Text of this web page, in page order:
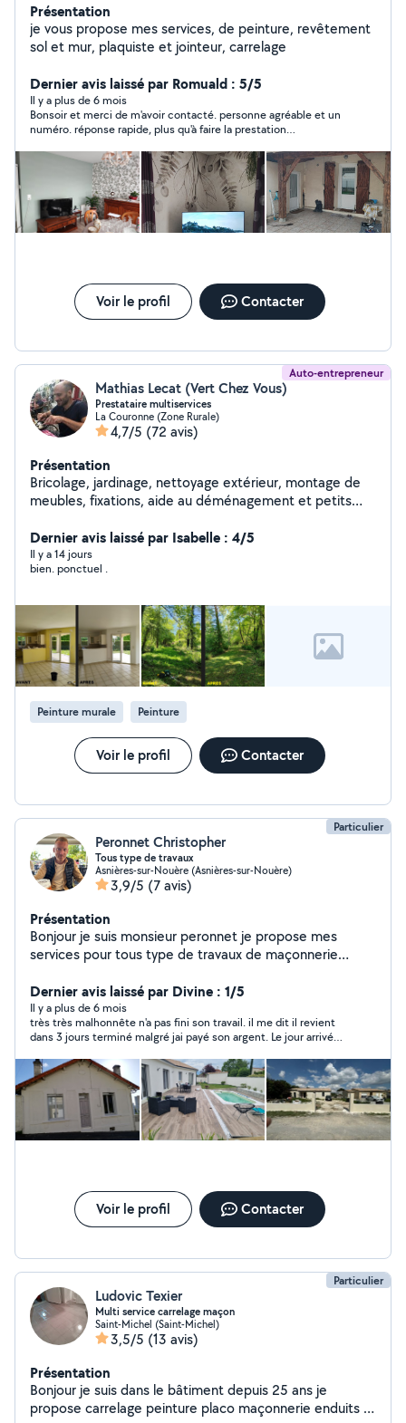
Présentation
je vous propose mes services, de peinture, revêtement
sol et mur, plaquiste et jointeur, carrelage
Dernier avis laissé par Romuald : 5/5
Il y a plus de 6 mois
Bonsoir et merci de m'avoir contacté. personne agréable et un
numéro. réponse rapide, plus qu'à faire la prestation
Voir le profil Contacter
Auto-entrepreneur
Mathias Lecat (Vert Chez Vous)
Prestataire multiservices
La Couronne (Zone Rurale)
4,7/5 (72 avis)
Présentation
Bricolage, jardinage, nettoyage extérieur, montage de
meubles, fixations, aide au déménagement et petits
Dernier avis laissé par Isabelle : 4/5
Il y a 14 jours
bien. ponctuel .
Peinture murale Peinture
Voir le profil Contacter
Particulier
Peronnet Christopher
Tous type de travaux
Asnières-sur-Nouère (Asnières-sur-Nouère)
3,9/5 (7 avis)
Présentation
Bonjour je suis monsieur peronnet je propose mes
services pour tous type de travaux de maçonnerie
contacter cordialement
Dernier avis laissé par Divine : 1/5
Il y a plus de 6 mois
très très malhonnête n'a pas fini son travail. il me dit il revient
dans 3 jours terminé malgré jai payé son argent. Le jour arrivé
rappelé et n'est pas venu.
Voir le profil Contacter
Particulier
Ludovic Texier
Multi service carrelage maçon
Saint-Michel (Saint-Michel)
3,5/5 (13 avis)
Présentation
Bonjour je suis dans le bâtiment depuis 25 ans je
propose carrelage peinture placo maçonnerie enduits à